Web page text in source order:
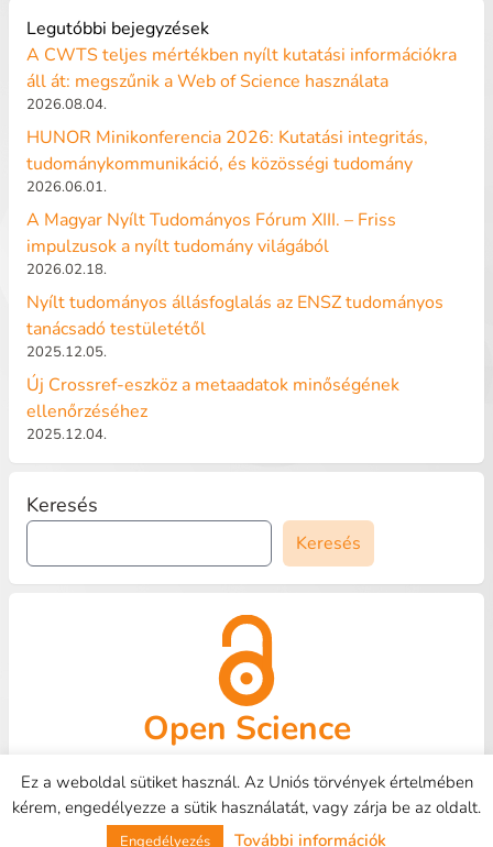
Legutóbbi bejegyzések
A CWTS teljes mértékben nyílt kutatási információkra
áll át: megszűnik a Web of Science használata
2026.08.04.
HUNOR Minikonferencia 2026: Kutatási integritás,
tudománykommunikáció, és közösségi tudomány
2026.06.01.
A Magyar Nyílt Tudományos Fórum XIII. – Friss
impulzusok a nyílt tudomány világából
2026.02.18.
Nyílt tudományos állásfoglalás az ENSZ tudományos
tanácsadó testületétől
2025.12.05.
Új Crossref-eszköz a metaadatok minőségének
ellenőrzéséhez
2025.12.04.
Keresés
Keresés
Open Science
DEENK - 2026
Email:openaire@lib.unideb.hu
Ez a weboldal sütiket használ. Az Uniós törvények értelmében
kérem, engedélyezze a sütik használatát, vagy zárja be az oldalt.
Engedélyezés További információk